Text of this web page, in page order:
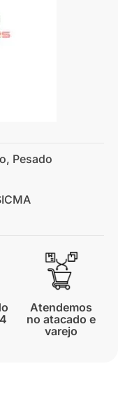
, Pesado
Atendemos
no atacado e
varejo